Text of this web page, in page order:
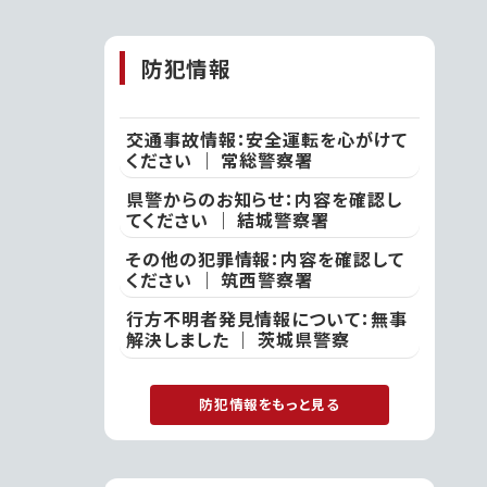
岡市
防犯情報
交通事故情報：安全運転を心がけて
ください ｜ 常総警察署
県警からのお知らせ：内容を確認し
てください ｜ 結城警察署
その他の犯罪情報：内容を確認して
ください ｜ 筑西警察署
行方不明者発見情報について：無事
解決しました ｜ 茨城県警察
防犯情報をもっと見る